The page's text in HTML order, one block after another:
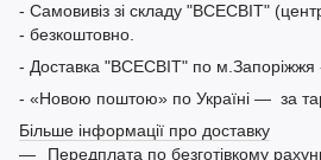
- Самовивіз зі складу "ВСЕСВІТ"
- безкоштовно.
- Доставка "ВСЕСВІТ" по м.Запоріжжя -
- «Новою поштою» по Україні — за
Більше інформації про доставку
Передплата по безготівкому